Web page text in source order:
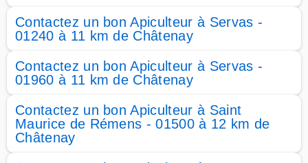
Contactez un bon Apiculteur à Servas -
01240 à 11 km de Châtenay
Contactez un bon Apiculteur à Servas -
01960 à 11 km de Châtenay
Contactez un bon Apiculteur à Saint
Maurice de Rémens - 01500 à 12 km de
Châtenay